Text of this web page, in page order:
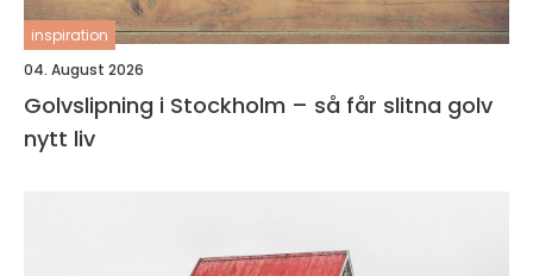
inspiration
04. August 2026
Golvslipning i Stockholm – så får slitna golv
nytt liv